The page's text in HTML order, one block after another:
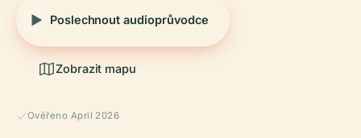
Poslechnout audioprůvodce
Zobrazit mapu
Ověřeno April 2026